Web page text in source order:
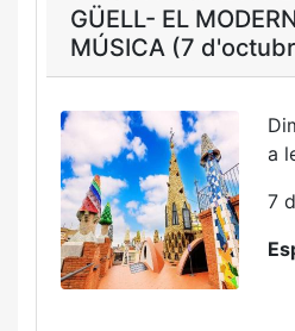
GÜELL- EL
MÚSICA (7
a
7